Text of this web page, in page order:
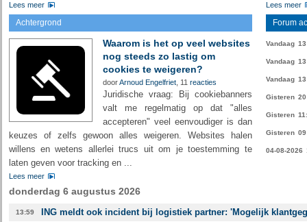
Lees meer Lees meer
Achtergrond
Waarom is het op veel websites
nog steeds zo lastig om
cookies te weigeren?
doorArnoud Engelfriet, 11 reacties
Juridische vraag: Bij cookiebanners
valt me regelmatig op dat "alles
accepteren" veel eenvoudiger is dan
keuzes of zelfs gewoon alles weigeren. Websites halen
willens en wetens allerlei trucs uit om je toestemming te
laten geven voor tracking en ...
Lees meer
Forum
Vandaag
Vandaag
Vandaag
Gisteren
Gisteren
Gisteren
04-08-2026
donderdag 6 augustus 2026
13:59 ING meldt ook incident bij logistiek partner: 'Mogelijk